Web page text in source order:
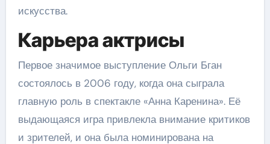
искусства.
Карьера актрисы
Первое значимое выступление Ольги Бган
состоялось в 2006 году, когда она сыграла
главную роль в спектакле «Анна Каренина». Её
выдающаяся игра привлекла внимание критиков
и зрителей, и она была номинирована на